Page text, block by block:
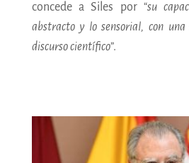
concede a Siles por “su
abstracto y lo sensorial, con una
discurso científico”.